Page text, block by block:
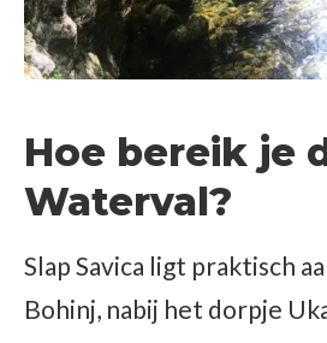
Hoe bereik je
Waterval?
Slap Savica ligt praktisch
Bohinj, nabij het dorpje